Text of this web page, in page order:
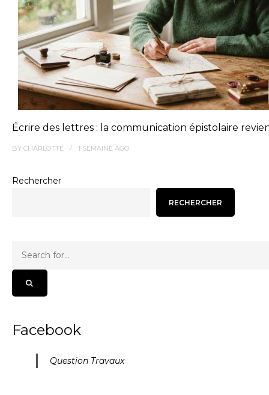
Écrire des lettres : la communication épistolaire
BY CHARLOTTE 1 SEMAINE AGO
Rechercher
RECHERCHER
Facebook
Question Travaux